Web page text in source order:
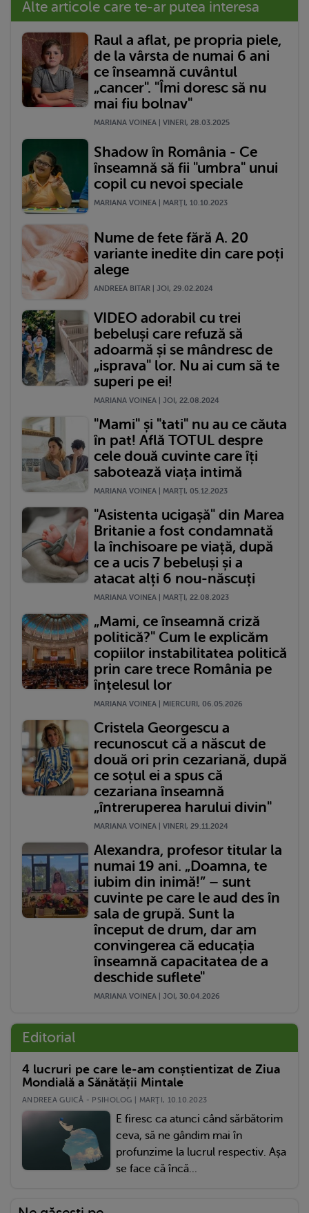
Alte articole care te-ar putea interesa
Raul a aflat, pe propria piele,
de la vârsta de numai 6 ani
ce înseamnă cuvântul
„cancer". "Îmi doresc să nu
mai fiu bolnav"
MARIANA VOINEA | VINERI, 28.03.2025
Shadow în România - Ce
înseamnă să fii "umbra" unui
copil cu nevoi speciale
MARIANA VOINEA | MARŢI, 10.10.2023
Nume de fete fără A. 20
variante inedite din care poți
alege
ANDREEA BITAR | JOI, 29.02.2024
VIDEO adorabil cu trei
bebeluși care refuză să
adoarmă și se mândresc de
„isprava" lor. Nu ai cum să te
superi pe ei!
MARIANA VOINEA | JOI, 22.08.2024
"Mami" și "tati" nu au ce căuta
în pat! Află TOTUL despre
cele două cuvinte care îți
sabotează viața intimă
MARIANA VOINEA | MARŢI, 05.12.2023
"Asistenta ucigașă" din Marea
Britanie a fost condamnată
la închisoare pe viață, după
ce a ucis 7 bebeluși și a
atacat alți 6 nou-născuți
MARIANA VOINEA | MARŢI, 22.08.2023
„Mami, ce înseamnă criză
politică?" Cum le explicăm
copiilor instabilitatea politică
prin care trece România pe
înțelesul lor
MARIANA VOINEA | MIERCURI, 06.05.2026
Cristela Georgescu a
recunoscut că a născut de
două ori prin cezariană, după
ce soțul ei a spus că
cezariana înseamnă
„întreruperea harului divin"
MARIANA VOINEA | VINERI, 29.11.2024
Alexandra, profesor titular la
numai 19 ani. „Doamna, te
iubim din inimă!” – sunt
cuvinte pe care le aud des în
sala de grupă. Sunt la
început de drum, dar am
convingerea că educația
înseamnă capacitatea de a
deschide suflete"
MARIANA VOINEA | JOI, 30.04.2026
Editorial
4 lucruri pe care le-am conștientizat de Ziua
Mondială a Sănătății Mintale
ANDREEA GUICĂ - PSIHOLOG | MARŢI, 10.10.2023
E firesc ca atunci când sărbătorim
ceva, să ne gândim mai în
profunzime la lucrul respectiv. Așa
se face că încă...